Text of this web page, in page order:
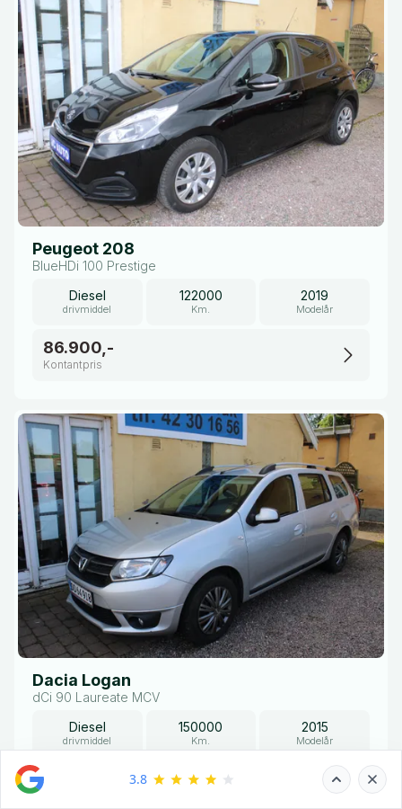
Peugeot 208
BlueHDi 100 Prestige
Diesel
drivmiddel
122000
Km.
2019
Modelår
86.900,-
Kontantpris
Dacia Logan
dCi 90 Laureate MCV
Diesel
drivmiddel
150000
Km.
2015
Modelår
64.900,-